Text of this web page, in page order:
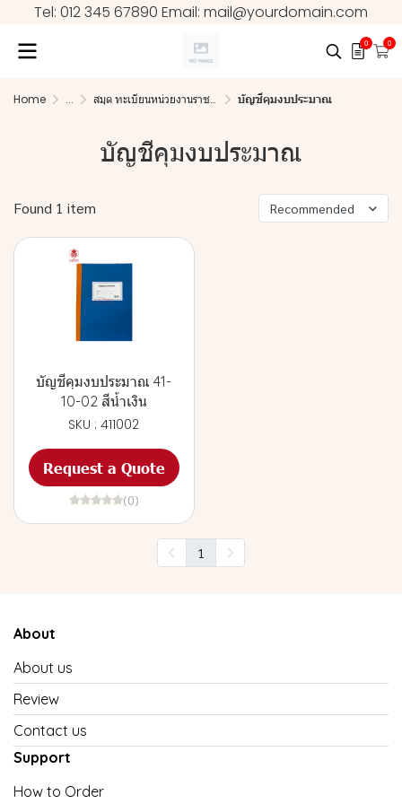
Tel: 012 345 67890 Email: mail@yourdomain.com
0 0
Home ... สมุด ทะเบียนหน่วยงานราชการ บัญชีคุมงบประมาณ
บัญชีคุมงบประมาณ
Found 1 item Recommended
บัญชีคุมงบประมาณ 41-
10-02 สีน้ำเงิน
SKU : 411002
Request a Quote
(0)
1
About
About us
Review
Contact us
Support
How to Order